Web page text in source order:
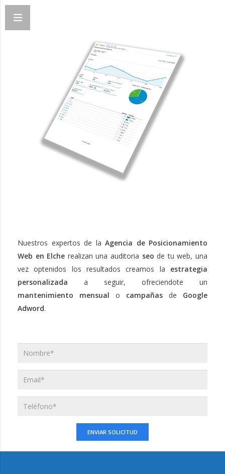
Nuestros expertos de la Agencia de Posicionamiento
Web en Elche realizan una auditoria seo de tu web, una
vez optenidos los resultados creamos la estrategia
personalizada a seguir, ofreciendote un
mantenimiento mensual o campañas de Google
Adword.